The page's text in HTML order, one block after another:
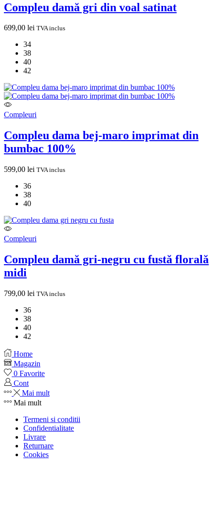
Compleu damă gri din voal satinat
699,00 lei TVA inclus
34
38
40
42
Compleuri
Compleu dama bej-maro imprimat din
bumbac 100%
599,00 lei TVA inclus
36
38
40
Compleuri
Compleu damă gri-negru cu fustă florală
midi
799,00 lei TVA inclus
36
38
40
42
Home
Magazin
0 Favorite
Cont
Mai mult
Mai mult
Termeni si conditii
Confidentialitate
Livrare
Returnare
Cookies